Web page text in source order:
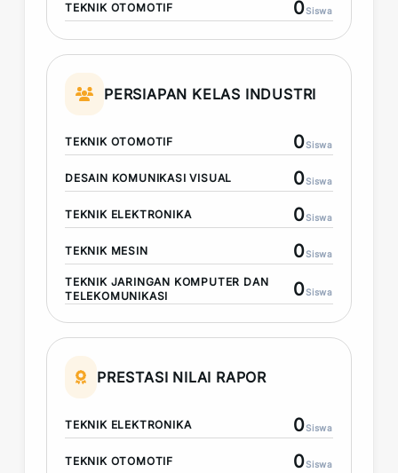
TEKNIK OTOMOTIF 0Siswa
PERSIAPAN KELAS INDUSTRI
TEKNIK OTOMOTIF 0Siswa
DESAIN KOMUNIKASI VISUAL 0Siswa
TEKNIK ELEKTRONIKA 0Siswa
TEKNIK MESIN 0Siswa
TEKNIK JARINGAN KOMPUTER DAN
TELEKOMUNIKASI
0Siswa
PRESTASI NILAI RAPOR
TEKNIK ELEKTRONIKA 0Siswa
TEKNIK OTOMOTIF 0Siswa